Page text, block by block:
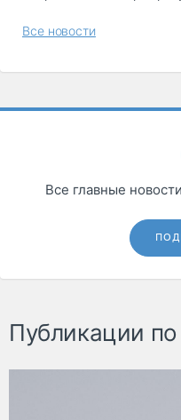
Все новости
Все главные
Публикации